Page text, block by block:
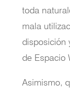
toda
mala
disposición
de Espacio
Asimismo,